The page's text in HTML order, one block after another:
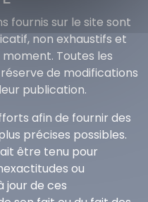
fournis sur le site sont
non exhaustifs et
Toutes les
de modifications
publication.
afin de fournir des
précises possibles.
être tenu pour
ou
jour de ces